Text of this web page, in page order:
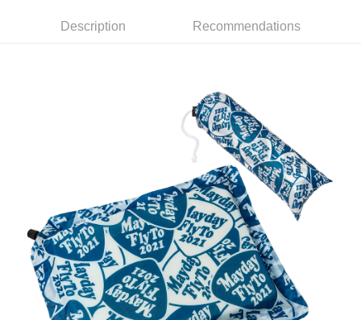
Easy Wallet
NT$65/order | Free shipping on orders of NT$1,000 or more
付款後全家取貨
NT$65/order | Free shipping on orders of NT$1,000 or more
7-11取貨付款
NT$65/order | Free shipping on orders of NT$1,000 or more
Description Recommendations